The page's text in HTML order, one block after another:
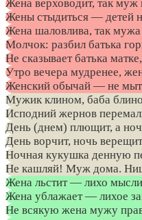
Жена верховодит, так муж
Жены стыдиться — детей
Жена шаловлива, так
Молчок: разбил батька
Не сказывает батька
Утро вечера мудренее,
Женский обычай — не
Мужик клином, баба
Исподний жернов
День (днем) плющит, а
День ворчит, ночь
Ночная кукушка денную
Не кашляй! Муж дома.
Жена льстит — лихо
Жена ублажает — лихое
Не всякую жена мужу